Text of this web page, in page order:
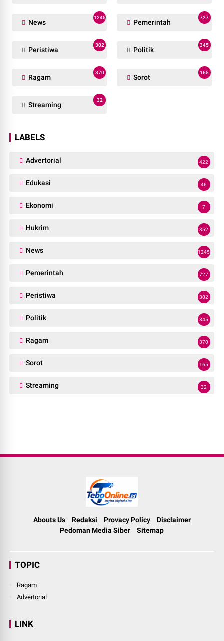
News
1245
Pemerintah
727
Peristiwa
302
Politik
345
Ragam
370
Sorot
165
Streaming
32
LABELS
Advertorial 422
Edukasi 46
Ekonomi 7
Hukrim 352
News 1245
Pemerintah 727
Peristiwa 302
Politik 345
Ragam 370
Sorot 165
Streaming 32
Abouts Us Redaksi Provacy Policy
Disclaimer
Pedoman Media Siber
Sitemap
TOPIC
Ragam
Advertorial
LINK